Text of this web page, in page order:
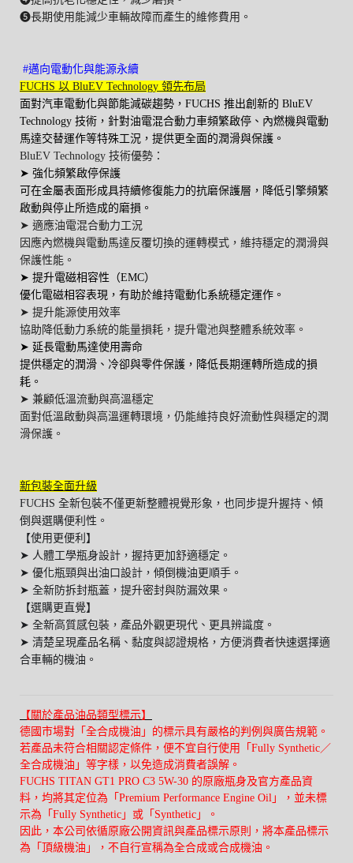
❺長期使用能減少車輛故障而產生的維修費用。
#邁向電動化與能源永續
FUCHS 以 BluEV Technology 領先布局
面對汽車電動化與節能減碳趨勢，FUCHS 推出創新的 BluEV
Technology 技術，針對油電混合動力車頻繁啟停、內燃機與電動
馬達交替運作等特殊工況，提供更全面的潤滑與保護。
BluEV Technology 技術優勢：
➤ 強化頻繁啟停保護
可在金屬表面形成具持續修復能力的抗磨保護層，降低引擎頻繁
啟動與停止所造成的磨損。
➤ 適應油電混合動力工況
因應內燃機與電動馬達反覆切換的運轉模式，維持穩定的潤滑與
保護性能。
➤ 提升電磁相容性（EMC）
優化電磁相容表現，有助於維持電動化系統穩定運作。
➤ 提升能源使用效率
協助降低動力系統的能量損耗，提升電池與整體系統效率。
➤ 延長電動馬達使用壽命
提供穩定的潤滑、冷卻與零件保護，降低長期運轉所造成的損
耗。
➤ 兼顧低溫流動與高溫穩定
面對低溫啟動與高溫運轉環境，仍能維持良好流動性與穩定的潤
滑保護。
新包裝全面升級
FUCHS 全新包裝不僅更新整體視覺形象，也同步提升握持、傾
倒與選購便利性。
【使用更便利】
➤ 人體工學瓶身設計，握持更加舒適穩定。
➤ 優化瓶頸與出油口設計，傾倒機油更順手。
➤ 全新防拆封瓶蓋，提升密封與防漏效果。
【選購更直覺】
➤ 全新高質感包裝，產品外觀更現代、更具辨識度。
➤ 清楚呈現產品名稱、黏度與認證規格，方便消費者快速選擇適
合車輛的機油。
【關於產品油品類型標示】
德國市場對「全合成機油」的標示具有嚴格的判例與廣告規範。
若產品未符合相關認定條件，便不宜自行使用「Fully Synthetic／
全合成機油」等字樣，以免造成消費者誤解。
FUCHS TITAN GT1 PRO C3 5W-30 的原廠瓶身及官方產品資
料，均將其定位為「Premium Performance Engine Oil」，並未標
示為「Fully Synthetic」或「Synthetic」。
因此，本公司依循原廠公開資訊與產品標示原則，將本產品標示
為「頂級機油」，不自行宣稱為全合成或合成機油。